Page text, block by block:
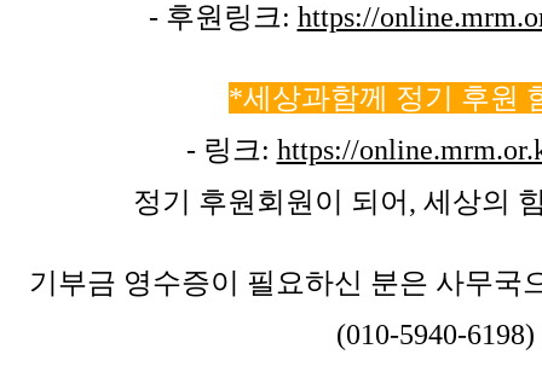
- 후원링크: https://
*세상과함께 정기 후원
- 링크: https://
정기 후원회원이 되어, 세상의
기부금 영수증이 필요하신 분은 사무국
(010-5940-6198)